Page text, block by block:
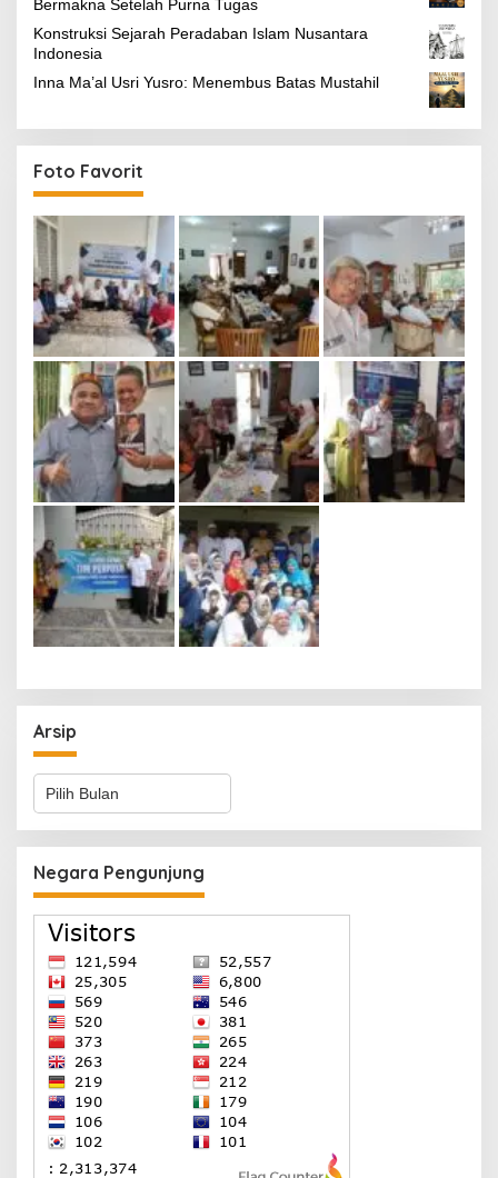
Bermakna Setelah Purna Tugas
Konstruksi Sejarah Peradaban Islam Nusantara
Indonesia
Inna Ma’al Usri Yusro: Menembus Batas Mustahil
Foto Favorit
Arsip
Arsip
Negara Pengunjung